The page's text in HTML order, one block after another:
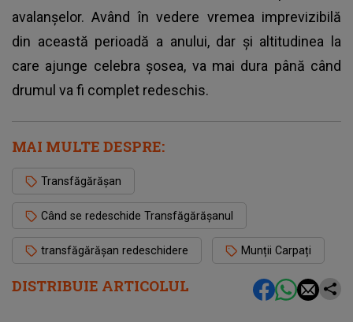
DISTRIBUIE ARTICOLUL
avalanșelor. Având în vedere vremea imprevizibilă
din această perioadă a anului, dar și altitudinea la
care ajunge celebra șosea, va mai dura până când
drumul va fi complet redeschis.
MAI MULTE DESPRE:
Transfăgărășan
Când se redeschide Transfăgărășanul
transfăgărășan redeschidere Munții Carpați